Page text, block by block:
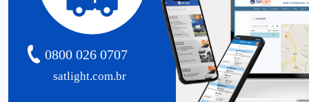
satlight.com.br
0800 026 0707